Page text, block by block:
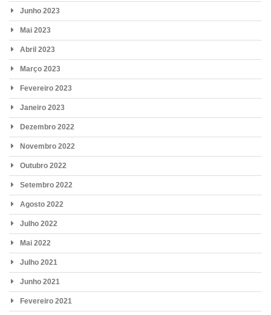
Junho 2023
Mai 2023
Abril 2023
Março 2023
Fevereiro 2023
Janeiro 2023
Dezembro 2022
Novembro 2022
Outubro 2022
Setembro 2022
Agosto 2022
Julho 2022
Mai 2022
Julho 2021
Junho 2021
Fevereiro 2021